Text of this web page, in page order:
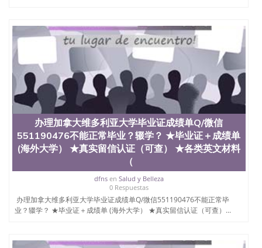
办理加拿大维多利亚大学毕业证成绩单Q/微信
551190476不能正常毕业？辍学？ ★毕业证＋成绩单
(海外大学） ★真实留信认证（可查） ★各类英文材料
（
dfnsen Salud y Belleza
0 Respuestas
办理加拿大维多利亚大学毕业证成绩单Q/微信551190476不能正常毕
业？辍学？ ★毕业证＋成绩单 (海外大学） ★真实留信认证（可查）...